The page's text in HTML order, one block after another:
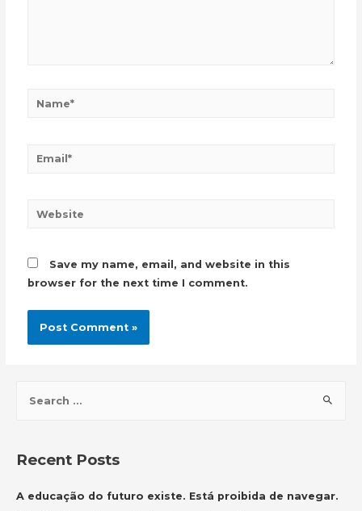
Name*
Email*
Website
Save my name, email, and website in this
browser for the next time I comment.
h
Recent Posts
A educação do futuro existe. Está proibida de navegar.